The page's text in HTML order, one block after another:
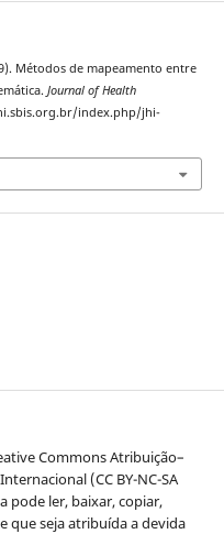
Métodos de mapeamento entre
Journal of Health
index.php/jhi-
Commons Atribuição–
(CC BY-NC-SA
pode ler, baixar, copiar,
que seja atribuída a devida